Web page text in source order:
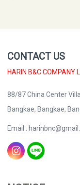
CONTACT US
HARIN B&C COMPANY
88/87 China Center
Bangkae, Bangkae,
Email :